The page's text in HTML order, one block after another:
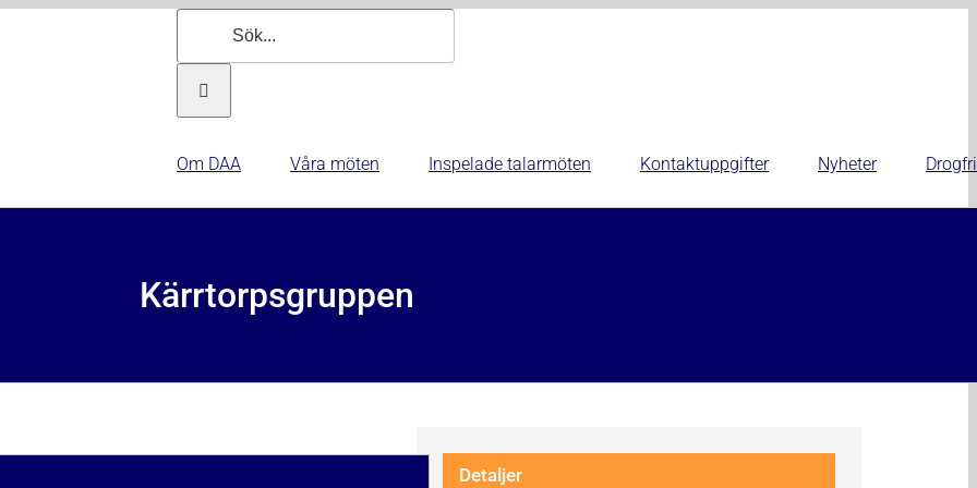
Om DAA Våra möten Inspelade talarmöten Kontaktuppgifter Nyheter
Kärrtorpsgruppen
Detaljer